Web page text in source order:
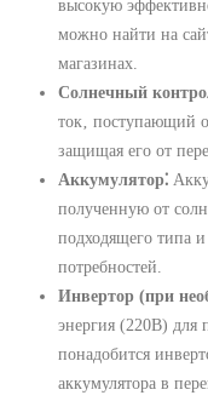
высокую
можно найти на
магазинах.
Солнечный
ток‚ поступающий
защищая его от
Аккумулятор⁚
полученную от
подходящего типа
потребностей.
Инвертор (при
энергия (220В) для
понадобится
аккумулятора в